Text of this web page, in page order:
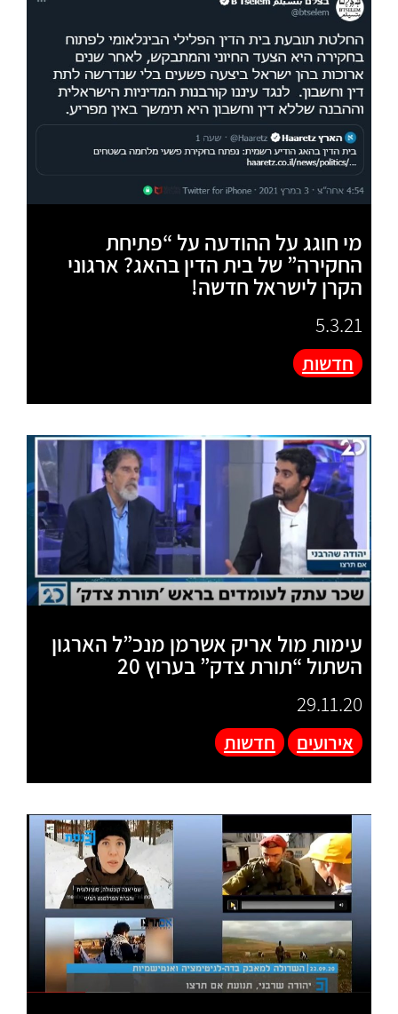
מי חוגג על ההודעה על “פתיחת
החקירה” של בית הדין בהאג? ארגוני
הקרן לישראל חדשה!
5.3.21
חדשות
עימות מול אריק אשרמן מנכ”ל הארגון
השתול “תורת צדק” בערוץ 20
29.11.20
אירועים חדשות